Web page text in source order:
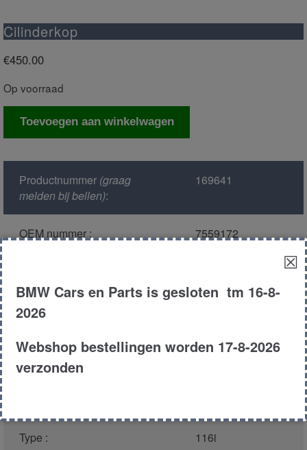
Cilinderkop
€450.00
Op voorraad
Cilinderkop
Toevoegen aan winkelwagen
Productnummer(graag
melden bij bellen):
169641
OEM nummer : 7559172
Kleur :
Carroserie :
Type : 116i
☒
BMW Cars en Parts is gesloten tm 16-8-
2026
Webshop bestellingen worden 17-8-2026
verzonden